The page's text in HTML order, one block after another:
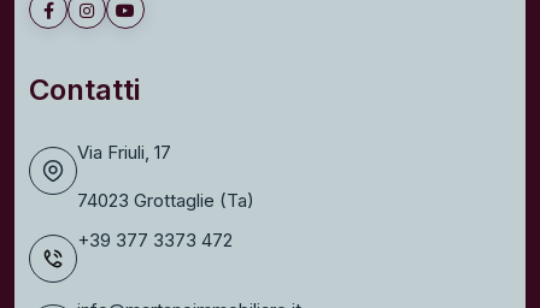
Contatti
Via Friuli, 17
74023 Grottaglie (Ta)
+39 377 3373 472